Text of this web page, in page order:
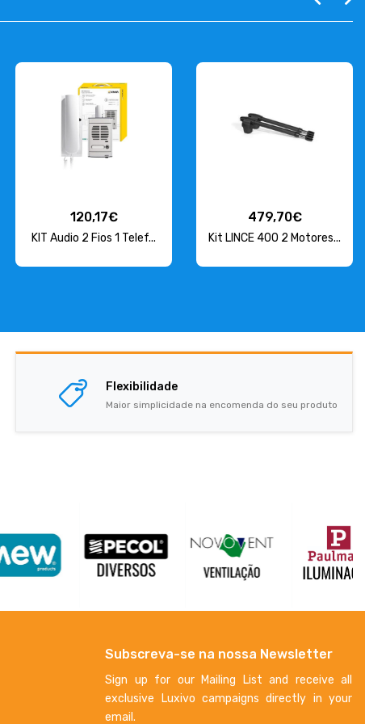
120,17€
KIT Audio 2 Fios 1 Telef...
479,70€
Kit LINCE 400 2 Motores...
Flexibilidade
Maior simplicidade na encomenda do seu produto
Subscreva-se na nossa Newsletter
Sign up for our Mailing List and receive all
exclusive Luxivo campaigns directly in your
email.